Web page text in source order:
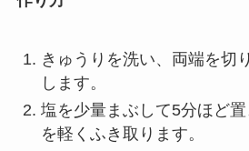
きゅうりを洗い、両端を切
します。
塩を少量まぶして5分ほど
を軽くふき取ります。